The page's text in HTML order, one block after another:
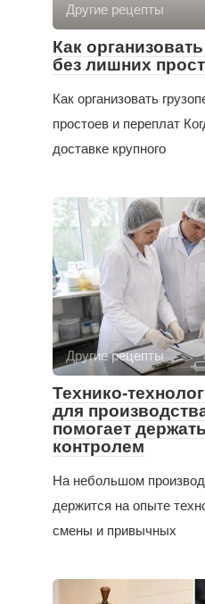
Другие рецепты
Как
без лишних
Как организовать
простоев и переплат
доставке крупного
Другие рецепты
Технико-
для
помогает
контролем
На небольшом
держится на опыте
смены и привычных